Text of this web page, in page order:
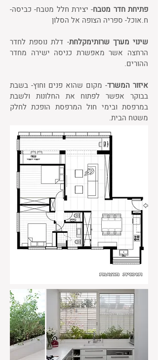
פתיחת חדר מטבח- יצירת חלל מטבח- כביסה-
ח.אוכל- ספריה הצופה אל הסלון
שינוי מערך שרותימקלחת- דלת נוספת לחדר
הרחצה אשר מאפשרת כניסה ישירה מחדר
ההורים.​
איזור המשרד- מקום שהוא פנים וחוץ- בשבת
בבוקר אפשר לפתוח את החלונות ולשבת
במרפסת ובימי חול המרפסת הופכת לחלק
משטח הבית.